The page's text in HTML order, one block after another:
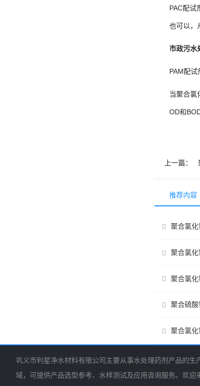
PAC配
也可以，
市政污水
PAM配
当聚合氯
OD和
上一篇：
推荐内容
聚合氯
聚合氯
聚合氯
聚合硫酸
聚合氯
巩义市利星净水材料有限公司主要从事水处理药剂产品的
域，可提供产品选型参考、水样测试及应用咨询服务。欢